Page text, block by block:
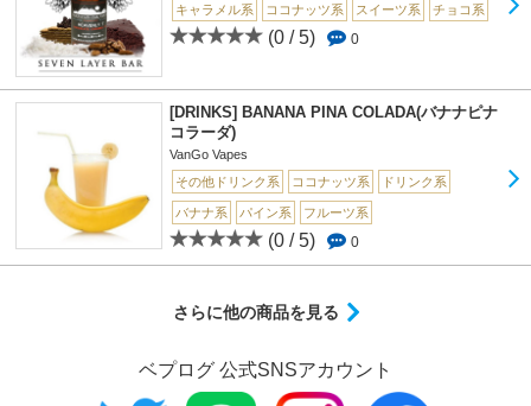
キャラメル系
ココナッツ系 スイーツ系 チョコ系
(0 / 5) 0
[DRINKS] BANANA PINA COLADA(バナナピナ
コラーダ)
VanGo Vapes
その他ドリンク系
ココナッツ系 ドリンク系
バナナ系 パイン系 フルーツ系
(0 / 5) 0
さらに他の商品を見る
ベプログ 公式SNSアカウント